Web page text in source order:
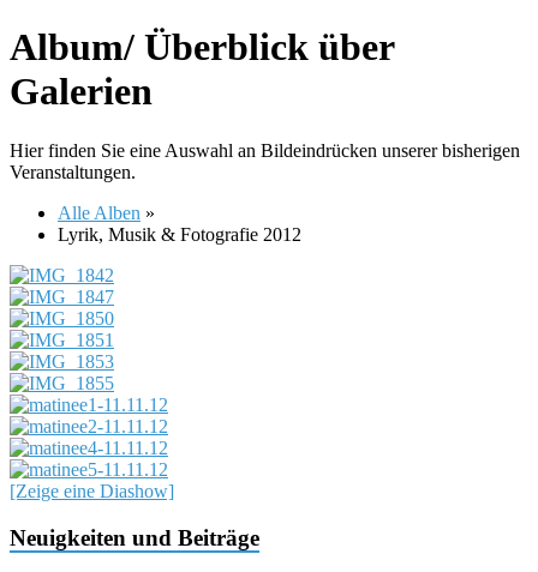
Album/ Überblick über
Galerien
Hier finden Sie eine Auswahl an Bildeindrücken unserer bisherigen
Veranstaltungen.
Alle Alben »
Lyrik, Musik & Fotografie 2012
[Zeige eine Diashow]
Neuigkeiten und Beiträge